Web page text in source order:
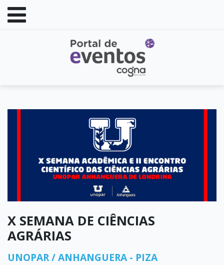
X SEMANA DE CIÊNCIAS
AGRÁRIAS
UNOPAR / ANHANGUERA - PIZA